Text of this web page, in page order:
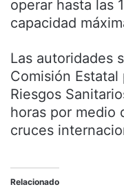
operar hasta las
capacidad
Las autoridades
Comisión
Riesgos
horas por medio
cruces
Relacionado